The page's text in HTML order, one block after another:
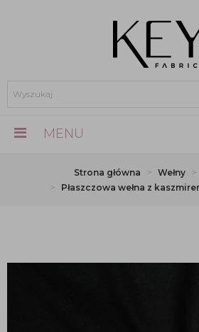
MENU
Strona główna Wełny
Płaszczowa wełna z